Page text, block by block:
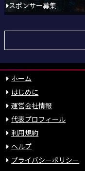
スポンサー募集
ホーム
はじめに
運営会社情報
代表プロフィール
利用規約
ヘルプ
プライバシーポリシー